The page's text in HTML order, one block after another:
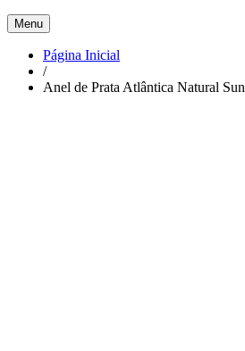
Menu
Página Inicial
/
Anel de Prata Atlântica Natural Sun